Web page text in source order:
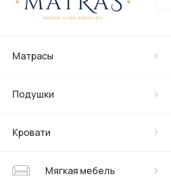
Матрасы
Подушки
Кровати
Мягкая мебель